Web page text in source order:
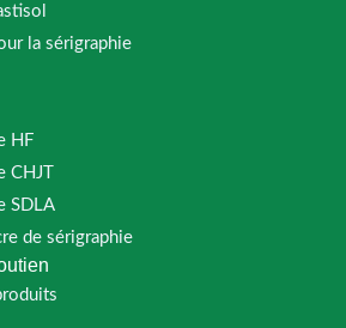
la sérigraphie
HF
CHJT
SDLA
de sérigraphie